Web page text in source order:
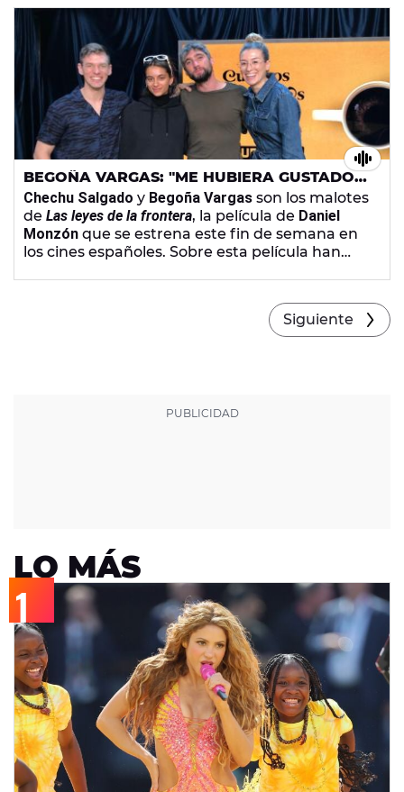
Monzón que se estrena este fin de semana.
María Guerra
, nuestra experta en cine, ha
hablado de
Madres paralelas, la nueva película de
Pedro Almodóvar que también llega a las salas,
y ha venido Alba Rechepara descubrir
talentos musicales. Esta vez, talentos del rap
entre los que está la hermana de b.
BEGOÑA VARGAS: "ME HUBIERA GUSTADO
TENER UNA ESCENA CON ARMAS"
Chechu Salgado y Begoña Vargas son los malotes
de Las leyes de la frontera, la película de Daniel
Monzón que se estrena este fin de semana en
los cines españoles. Sobre esta película han
Siguiente
LO MÁS